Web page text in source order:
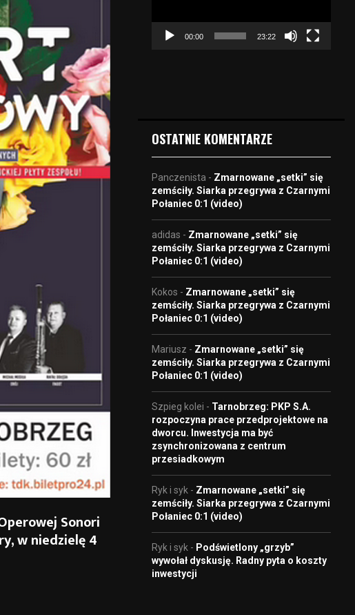
Sonori
w niedzielę 4
e
o
00:00 23:22
OSTATNIE KOMENTARZE
Panczenista - Zmarnowane „setki” się
zemściły. Siarka przegrywa z Czarnymi
Połaniec 0:1 (video)
adidas - Zmarnowane „setki” się
zemściły. Siarka przegrywa z Czarnymi
Połaniec 0:1 (video)
Kokos - Zmarnowane „setki” się
zemściły. Siarka przegrywa z Czarnymi
Połaniec 0:1 (video)
Mariusz - Zmarnowane „setki” się
zemściły. Siarka przegrywa z Czarnymi
Połaniec 0:1 (video)
Szpieg kolei - Tarnobrzeg: PKP S.A.
rozpoczyna prace przedprojektowe na
dworcu. Inwestycja ma być
zsynchronizowana z centrum
przesiadkowym
Ryk i syk - Zmarnowane „setki” się
zemściły. Siarka przegrywa z Czarnymi
Połaniec 0:1 (video)
Ryk i syk - Podświetlony „grzyb”
wywołał dyskusję. Radny pyta o koszty
inwestycji